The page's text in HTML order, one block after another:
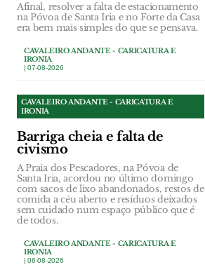
Afinal, resolver a falta de estacionamento
na Póvoa de Santa Iria e no Forte da Casa
era bem mais simples do que se pensava.
CAVALEIRO ANDANTE - CARICATURA E
IRONIA
| 07-08-2026
CAVALEIRO ANDANTE - CARICATURA E
IRONIA
Barriga cheia e falta de
civismo
A Praia dos Pescadores, na Póvoa de
Santa Iria, acordou no último domingo
com sacos de lixo abandonados, restos de
comida a céu aberto e resíduos deixados
sem cuidado num espaço público que é
de todos.
CAVALEIRO ANDANTE - CARICATURA E
IRONIA
| 06-08-2026